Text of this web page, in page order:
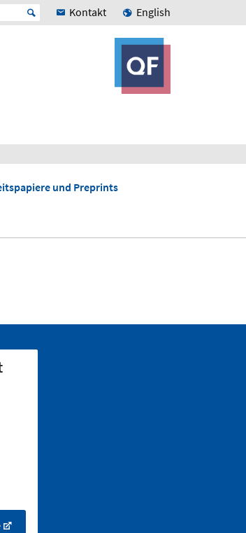
Kontakt English
und Preprints